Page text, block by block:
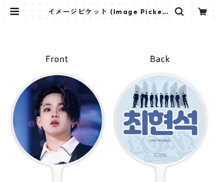
イメージピケット (Image Picket)